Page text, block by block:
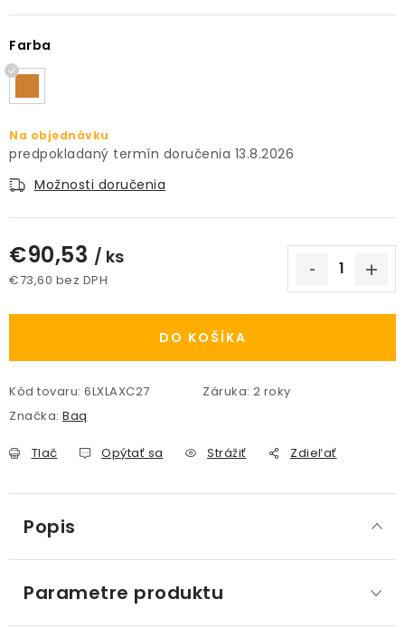
Farba
Na objednávku
13.8.2026
Možnosti doručenia
€90,53 / ks
€73,60 bez DPH
DO KOŠÍKA
Kód tovaru: 6LXLAXC27 Záruka: 2 roky
Značka: Baq
Tlač Opýtať sa Strážiť Zdieľať
Popis
Parametre produktu